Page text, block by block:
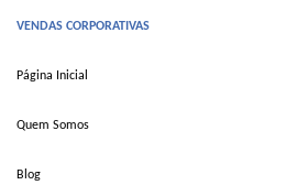
VENDAS CORPORATIVAS
Página Inicial
Quem Somos
Blog